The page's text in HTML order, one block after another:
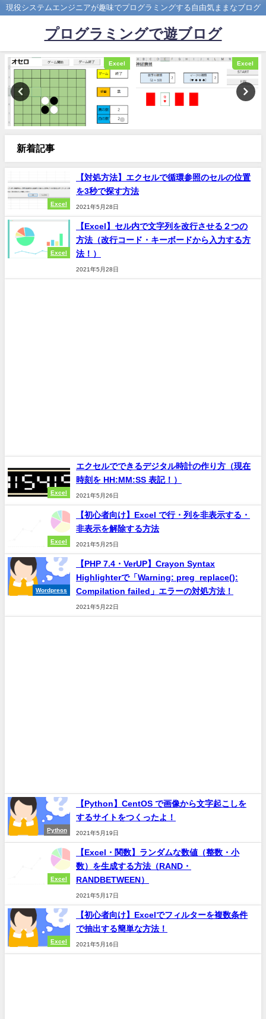
現役システムエンジニアが趣味でプログラミングする自由気ままなブログ
プログラミングで遊ブログ
Excel Excel
新着記事
Excel
【対処方法】エクセルで循環参照のセルの位置
を3秒で探す方法
2021年5月28日
Excel
【Excel】セル内で文字列を改行させる２つの
方法（改行コード・キーボードから入力する方
法！）
2021年5月28日
Excel
エクセルでできるデジタル時計の作り方（現在
時刻を HH:MM:SS 表記！）
2021年5月26日
Excel
【初心者向け】Excel で行・列を非表示する・
非表示を解除する方法
2021年5月25日
Wordpress
【PHP 7.4・VerUP】Crayon Syntax
Highlighterで「Warning: preg_replace():
Compilation failed」エラーの対処方法！
2021年5月22日
Python
【Python】CentOS で画像から文字起こしを
するサイトをつくったよ！
2021年5月19日
Excel
【Excel・関数】ランダムな数値（整数・小
数）を生成する方法（RAND・
RANDBETWEEN）
2021年5月17日
Excel
【初心者向け】Excelでフィルターを複数条件
で抽出する簡単な方法！
2021年5月16日